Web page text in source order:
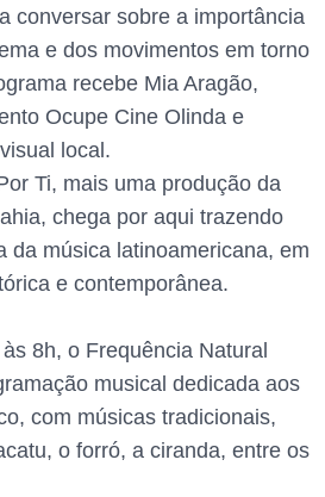
conversar sobre a importância
e dos movimentos em torno
recebe Mia Aragão,
Ocupe Cine Olinda e
local.
Ti, mais uma produção da
chega por aqui trazendo
da música latinoamericana, em
e contemporânea.
8h, o Frequência Natural
musical dedicada aos
com músicas tradicionais,
o forró, a ciranda, entre os